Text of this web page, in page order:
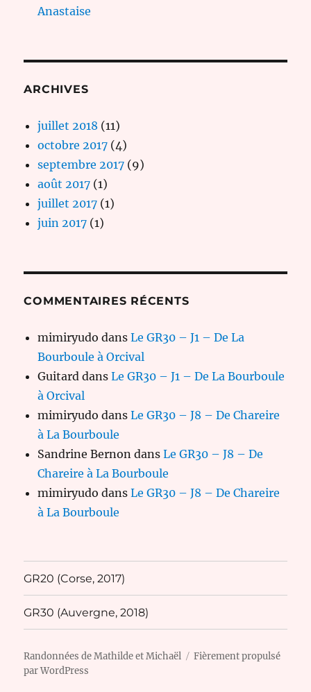
Anastaise
ARCHIVES
juillet 2018 (11)
octobre 2017 (4)
septembre 2017 (9)
août 2017 (1)
juillet 2017 (1)
juin 2017 (1)
COMMENTAIRES RÉCENTS
mimiryudo dansLe GR30 – J1 – De La
Bourboule à Orcival
Guitard dansLe GR30 – J1 – De La Bourboule
à Orcival
mimiryudo dansLe GR30 – J8 – De Chareire
à La Bourboule
Sandrine Bernon dansLe GR30 – J8 – De
Chareire à La Bourboule
mimiryudo dansLe GR30 – J8 – De Chareire
à La Bourboule
GR20 (Corse, 2017)
GR30 (Auvergne, 2018)
Randonnées de Mathilde et Michaël
Fièrement propulsé
par WordPress